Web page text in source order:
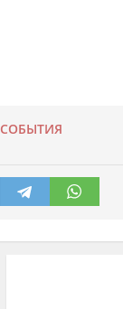
СОБЫТИЯ